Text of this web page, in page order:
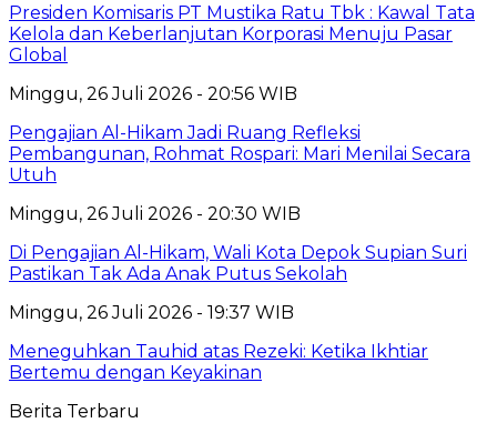
Presiden Komisaris PT Mustika Ratu Tbk : Kawal Tata
Kelola dan Keberlanjutan Korporasi Menuju Pasar
Global
Minggu, 26 Juli 2026 - 20:56 WIB
Pengajian Al-Hikam Jadi Ruang Refleksi
Pembangunan, Rohmat Rospari: Mari Menilai Secara
Utuh
Minggu, 26 Juli 2026 - 20:30 WIB
Di Pengajian Al-Hikam, Wali Kota Depok Supian Suri
Pastikan Tak Ada Anak Putus Sekolah
Minggu, 26 Juli 2026 - 19:37 WIB
Meneguhkan Tauhid atas Rezeki: Ketika Ikhtiar
Bertemu dengan Keyakinan
Berita Terbaru